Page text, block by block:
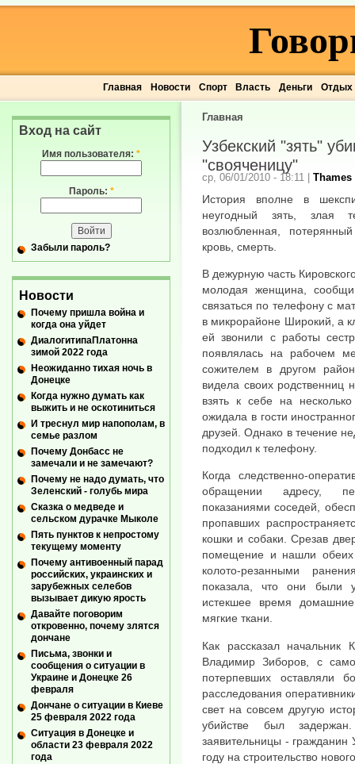
Главная Новости Спорт Власть Деньги Отдых
Главная
Узбекский "зять"
"свояченицу"
ср, 06/01/2010 - 18:11 | Thames
История вполне в
неугодный зять, злая
возлюбленная,
кровь, смерть.
В дежурную часть
молодая женщина,
связаться по телефону с
в микрорайоне Широкий, а
ей звонили с работы
появлялась на рабочем
сожителем в другом
видела своих родственниц
взять к себе на
ожидала в гости
друзей. Однако в течение
подходил к телефону.
Когда следственно-
обращении адресу,
показаниями соседей,
пропавших
кошки и собаки. Срезав
помещение и нашли
колото-резанными
показала, что они были
истекшее время
мягкие ткани.
Как рассказал начальник
Владимир Зиборов, с
потерпевших оставляли
расследования
свет на совсем другую
убийстве был
заявительницы - гражданин
году на строительство
Вход на сайт
Имя пользователя: *
Пароль: *
Забыли пароль?
Новости
Почему пришла война и
когда она уйдет
ДиалогитипаПлатонна
зимой 2022 года
Неожиданно тихая ночь в
Донецке
Когда нужно думать как
выжить и не оскотиниться
И треснул мир напополам, в
семье разлом
Почему Донбасс не
замечали и не замечают?
Почему не надо думать, что
Зеленский - голубь мира
Сказка о медведе и
сельском дурачке Мыколе
Пять пунктов к непростому
текущему моменту
Почему антивоенный парад
российских, украинских и
зарубежных селебов
вызывает дикую ярость
Давайте поговорим
откровенно, почему злятся
дончане
Письма, звонки и
сообщения о ситуации в
Украине и Донецке 26
февраля
Дончане о ситуации в Киеве
25 февраля 2022 года
Ситуация в Донецке и
области 23 февраля 2022
года